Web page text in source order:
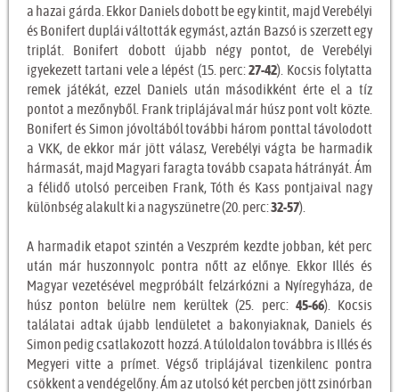
a hazai gárda. Ekkor Daniels dobott be egy kintit, majd Verebélyi
és Bonifert duplái váltották egymást, aztán Bazsó is szerzett egy
triplát. Bonifert dobott újabb négy pontot, de Verebélyi
igyekezett tartani vele a lépést (15. perc:27-42). Kocsis folytatta
remek játékát, ezzel Daniels után másodikként érte el a tíz
pontot a mezőnyből. Frank triplájával már húsz pont volt közte.
Bonifert és Simon jóvoltából további három ponttal távolodott
a VKK, de ekkor már jött válasz, Verebélyi vágta be harmadik
hármasát, majd Magyari faragta tovább csapata hátrányát. Ám
a félidő utolsó perceiben Frank, Tóth és Kass pontjaival nagy
különbség alakult ki a nagyszünetre (20. perc:32-57).
A harmadik etapot szintén a Veszprém kezdte jobban, két perc
után már huszonnyolc pontra nőtt az előnye. Ekkor Illés és
Magyar vezetésével megpróbált felzárkózni a Nyíregyháza, de
húsz ponton belülre nem kerültek (25. perc: 45-66). Kocsis
találatai adtak újabb lendületet a bakonyiaknak, Daniels és
Simon pedig csatlakozott hozzá. A túloldalon továbbra is Illés és
Megyeri vitte a prímet. Végső triplájával tizenkilenc pontra
csökkent a vendégelőny. Ám az utolsó két percben jött zsinórban